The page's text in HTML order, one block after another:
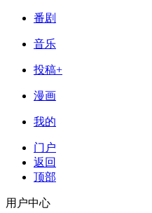
番剧
音乐
投稿+
漫画
我的
门户
返回
顶部
用户中心